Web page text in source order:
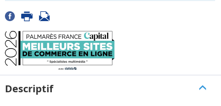
Descriptif